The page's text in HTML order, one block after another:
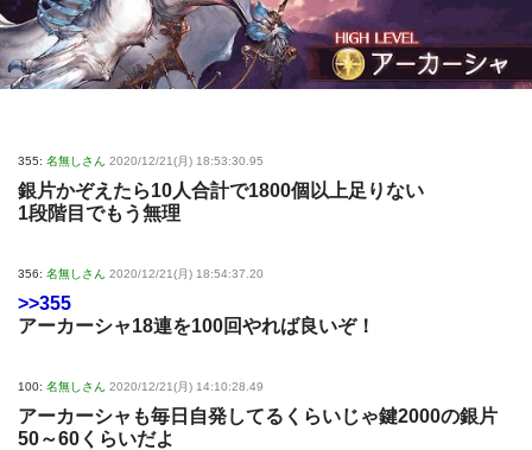
355: 名無しさん 2020/12/21(月) 18:53:30.95
銀片かぞえたら10人合計で1800個以上足りない
1段階目でもう無理
356: 名無しさん 2020/12/21(月) 18:54:37.20
>>355
アーカーシャ18連を100回やれば良いぞ！
100: 名無しさん 2020/12/21(月) 14:10:28.49
アーカーシャも毎日自発してるくらいじゃ鍵2000の銀片
50～60くらいだよ